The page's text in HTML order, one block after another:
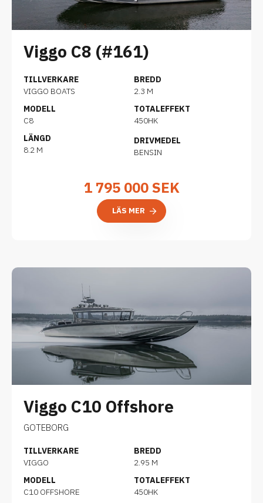
Viggo C8 (#161)
TILLVERKARE
VIGGO BOATS
MODELL
C8
LÄNGD
8.2 M
BREDD
2.3 M
TOTALEFFEKT
450HK
DRIVMEDEL
BENSIN
1 795 000SEK
LÄS MER
Viggo C10 Offshore
GOTEBORG
TILLVERKARE
VIGGO
MODELL
C10 OFFSHORE
BREDD
2.95 M
TOTALEFFEKT
450HK